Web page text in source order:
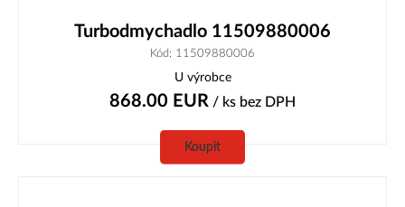
Turbodmychadlo 11509880006
Kód: 11509880006
U výrobce
868.00 EUR / ks bez DPH
Koupit